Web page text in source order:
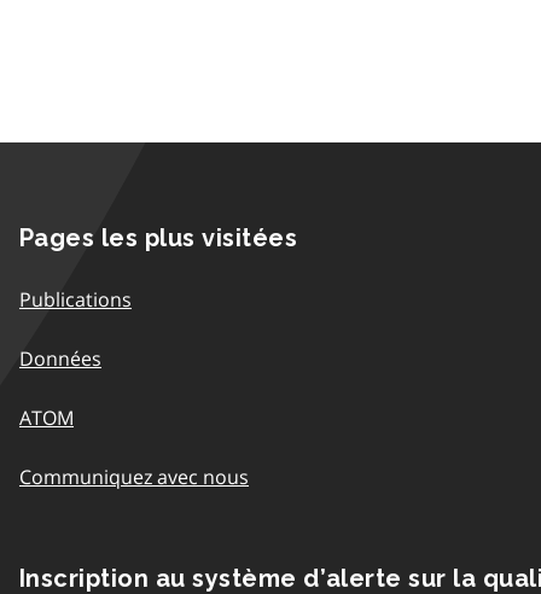
Pages les plus visitées
Publications
Données
ATOM
Communiquez avec nous
Inscription au système d’alerte sur la